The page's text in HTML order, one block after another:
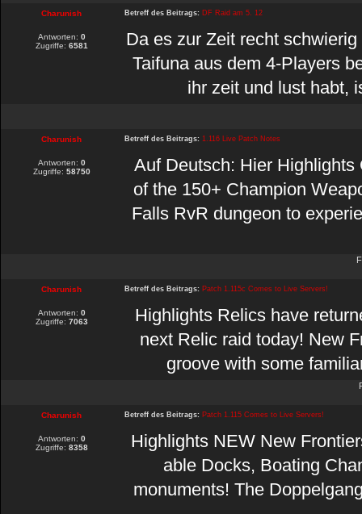
Charunish Betreff des Beitrags: DF Raid am 5. 12
Antworten: 0
Zugriffe: 6581
Da es zur Zeit recht
Taifuna aus dem 4-Players
ihr zeit und lust habt,
Charunish Betreff des Beitrags: 1.116 Live Patch Notes
Antworten: 0
Zugriffe: 58750
Auf Deutsch: Hier
of the 150+ Champion
Falls RvR dungeon to
Charunish Betreff des Beitrags: Patch 1.115c Comes to Live Servers!
Antworten: 0
Zugriffe: 7063
Highlights Relics have
next Relic raid today! New
groove with some
Charunish Betreff des Beitrags: Patch 1.115 Comes to Live Servers!
Antworten: 0
Zugriffe: 8358
Highlights NEW New
able Docks, Boating
monuments! The